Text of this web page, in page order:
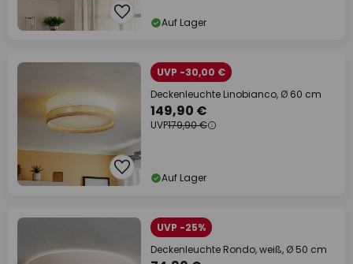
Auf Lager
UVP -30,00 €
Deckenleuchte Linobianco, Ø 60 cm
149,90 €
UVP179,90 €
Auf Lager
UVP -25%
Deckenleuchte Rondo, weiß, Ø 50 cm